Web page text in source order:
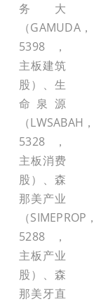
务大
（GAMUDA，
5398，
主板建筑
股）、生
命泉源
（LWSABAH，
5328，
主板消费
股）、森
那美产业
（SIMEPROP，
5288，
主板产业
股）、森
那美牙直